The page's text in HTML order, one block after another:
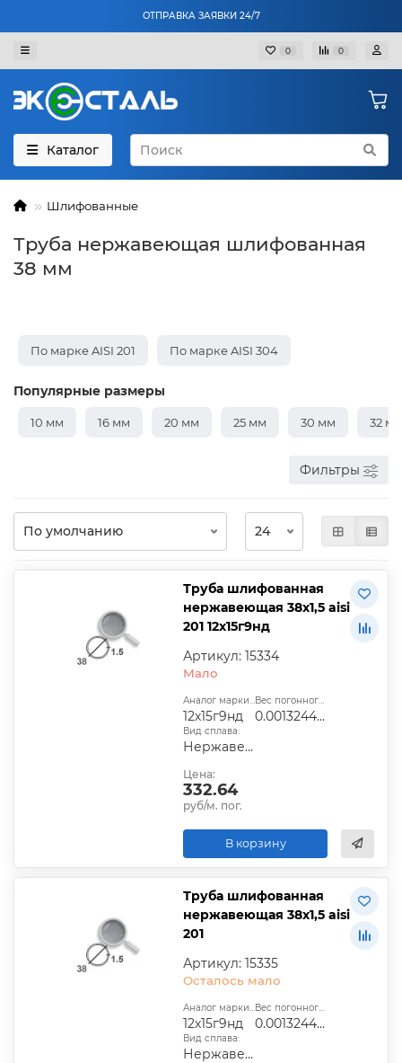
ОТПРАВКА ЗАЯВКИ 24/7
0 0
Каталог
Шлифованные
Труба нержавеющая шлифованная
38 мм
По марке AISI 201 По марке AISI 304
Популярные размеры
10 мм 16 мм 20 мм 25 мм 30 мм 32 мм
Фильтры
Труба шлифованная
нержавеющая 38х1,5 aisi
201 12х15г9нд
Артикул: 15334
Мало
Аналог марки стали:
12х15г9нд
Вес погонного метра, т.:
0.0013244025
Вид сплава:
Нержавеющий
Цена:
332.64
руб/м. пог.
В корзину
Труба шлифованная
нержавеющая 38х1,5 aisi
201
Артикул: 15335
Осталось мало
Аналог марки стали:
12х15г9нд
Вес погонного метра, т.:
0.0013244025
Вид сплава:
Нержавеющий